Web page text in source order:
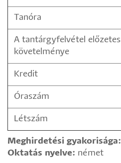
Tanóra
A tantárgyfelvétel előzetes
követelménye
Kredit
Óraszám
Létszám
Meghirdetési gyakorisága:
Oktatás nyelve: német